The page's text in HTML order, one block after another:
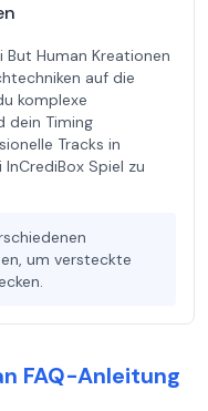
But Human Kreationen
auf die
komplexe
dein Timing
Tracks in
Spiel zu
um versteckte
FAQ-Anleitung